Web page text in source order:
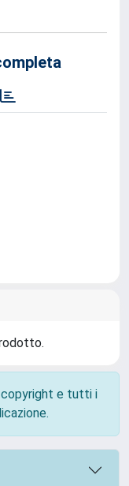
e tutti i